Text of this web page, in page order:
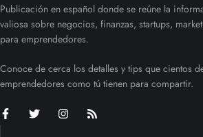
Publicación en español donde se reúne la
valiosa sobre negocios, finanzas, startups,
para emprendedores.
Conoce de cerca los detalles y tips que cientos
emprendedores como tú tienen para compartir.